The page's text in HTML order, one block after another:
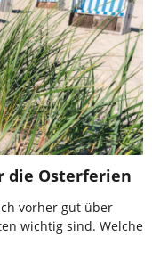
die Osterferien
vorher gut über
wichtig sind. Welche